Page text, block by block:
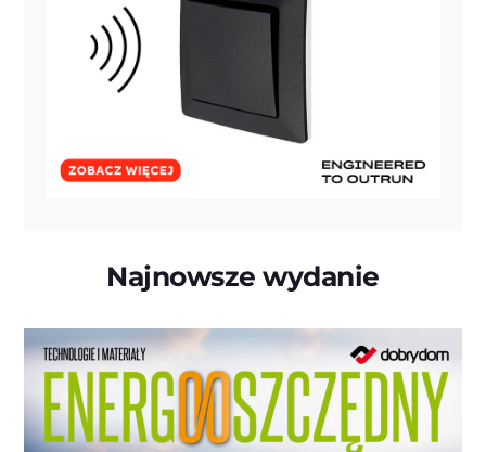
Najnowsze wydanie